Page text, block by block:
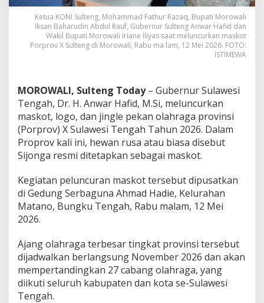
Ketua KONI Sulteng, Mohammad Fathur Razaq, Bupati Morowali
Iksan Baharudin Abdul Rauf, Gubernur Sulteng Anwar Hafid dan
Wakil Bupati Morowali Iriane Iliyas saat meluncurkan maskot
Porprov X Sulteng di Morowali, Rabu ma lam, 12 Mei 2026. FOTO:
ISTIMEWA
MOROWALI, Sulteng Today– Gubernur Sulawesi
Tengah, Dr. H. Anwar Hafid, M.Si, meluncurkan
maskot, logo, dan jingle pekan olahraga provinsi
(Porprov) X Sulawesi Tengah Tahun 2026. Dalam
Proprov kali ini, hewan rusa atau biasa disebut
Sijonga resmi ditetapkan sebagai maskot.
Kegiatan peluncuran maskot tersebut dipusatkan
di Gedung Serbaguna Ahmad Hadie, Kelurahan
Matano, Bungku Tengah, Rabu malam, 12 Mei
2026.
Ajang olahraga terbesar tingkat provinsi tersebut
dijadwalkan berlangsung November 2026 dan akan
mempertandingkan 27 cabang olahraga, yang
diikuti seluruh kabupaten dan kota se-Sulawesi
Tengah.